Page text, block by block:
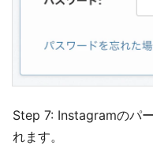
Step 7: Instagramのパ
れます。